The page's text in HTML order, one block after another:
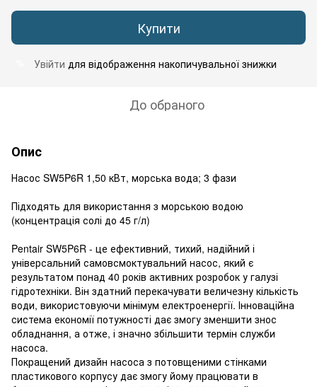
Купити
Увійти для відображення накопичувальної знижки
До обраного
Опис
Насос SW5P6R 1,50 кВт, морська вода; 3 фази
Підходять для використання з морською водою
(концентрація солі до 45 г/л)
Pentair SW5P6R - це ефективний, тихий, надійний і
універсальний самовсмоктувальний насос, який є
результатом понад 40 років активних розробок у галузі
гідротехніки. Він здатний перекачувати величезну кількість
води, використовуючи мінімум електроенергії. Інноваційна
система економії потужності дає змогу зменшити знос
обладнання, а отже, і значно збільшити термін служби
насоса.
Покращений дизайн насоса з потовщеними стінками
пластикового корпусу дає змогу йому працювати в